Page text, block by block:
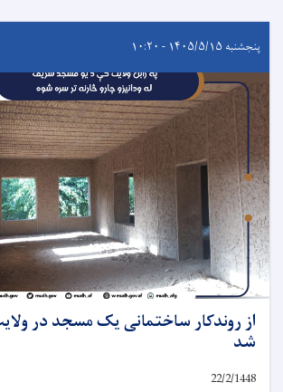
پنجشنبه ۱۴۰۵/۵/۱۵ - ۱۰:۲۰
از روندکار ساختمانی یک مسجد در
شد
22/2/1448